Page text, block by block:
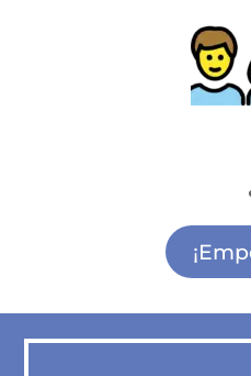
Actividades para